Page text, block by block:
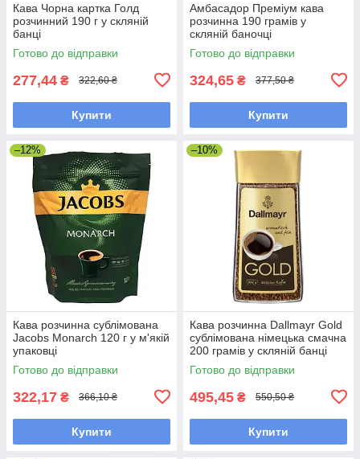
Кава Чорна картка Голд
розчинний 190 г у скляній
банці
Готово до відправки
277,44 ₴ 322,60 ₴
Купити
Амбасадор Преміум кава
розчинна 190 грамів у
скляній баночці
Готово до відправки
324,65 ₴ 377,50 ₴
Купити
–12%
Кава розчинна сублімована
Jacobs Monarch 120 г у м'якій
упаковці
Готово до відправки
322,17 ₴ 366,10 ₴
Купити
–10%
Кава розчинна Dallmayr Gold
сублімована німецька смачна
200 грамів у скляній банці
Готово до відправки
495,45 ₴ 550,50 ₴
Купити